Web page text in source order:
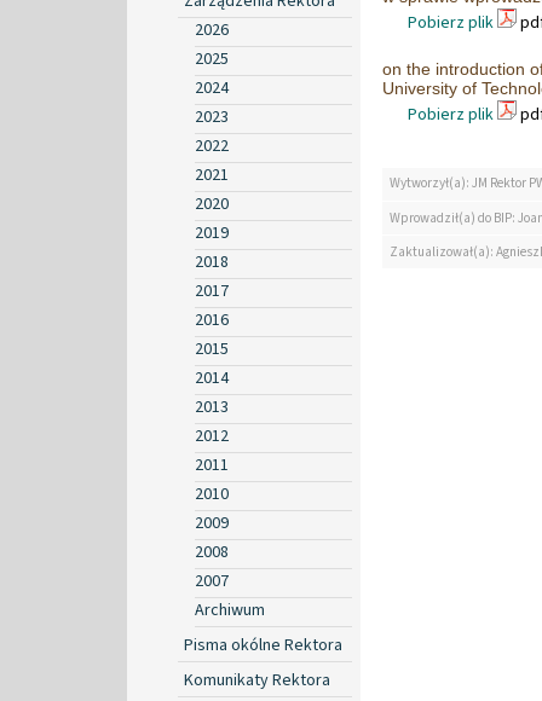
2026
2025
2024
2023
2022
2021
2020
2019
2018
2017
2016
2015
2014
2013
2012
2011
2010
2009
2008
2007
Archiwum
Pisma okólne Rektora
Komunikaty Rektora
Pobierz plik
on the introduction
University of
Pobierz plik
Wytworzył(a): JM Rektor
Wprowadził(a) do BIP:
Zaktualizował(a):